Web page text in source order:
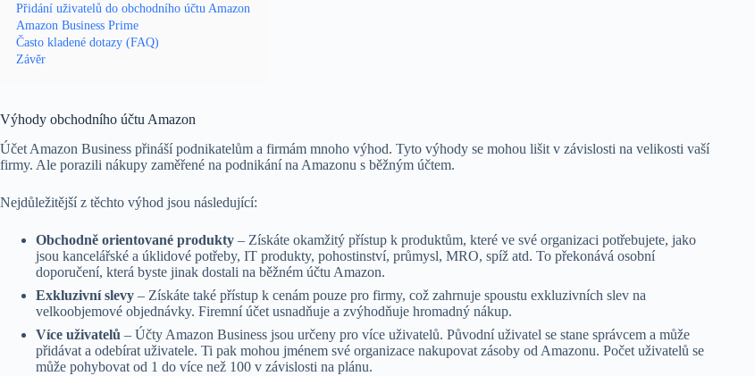
Přidání uživatelů do obchodního účtu Amazon
Amazon Business Prime
Často kladené dotazy (FAQ)
Závěr
Výhody obchodního účtu Amazon
Účet Amazon Business přináší podnikatelům a firmám mnoho výhod. Tyto výhody se mohou lišit v závislosti na velikosti vaší
firmy. Ale porazili nákupy zaměřené na podnikání na Amazonu s běžným účtem.
Nejdůležitější z těchto výhod jsou následující:
Obchodně orientované produkty – Získáte okamžitý přístup k produktům, které ve své organizaci potřebujete, jako
jsou kancelářské a úklidové potřeby, IT produkty, pohostinství, průmysl, MRO, spíž atd. To překonává osobní
doporučení, která byste jinak dostali na běžném účtu Amazon.
Exkluzivní slevy – Získáte také přístup k cenám pouze pro firmy, což zahrnuje spoustu exkluzivních slev na
velkoobjemové objednávky. Firemní účet usnadňuje a zvýhodňuje hromadný nákup.
Více uživatelů – Účty Amazon Business jsou určeny pro více uživatelů. Původní uživatel se stane správcem a může
přidávat a odebírat uživatele. Ti pak mohou jménem své organizace nakupovat zásoby od Amazonu. Počet uživatelů se
může pohybovat od 1 do více než 100 v závislosti na plánu.